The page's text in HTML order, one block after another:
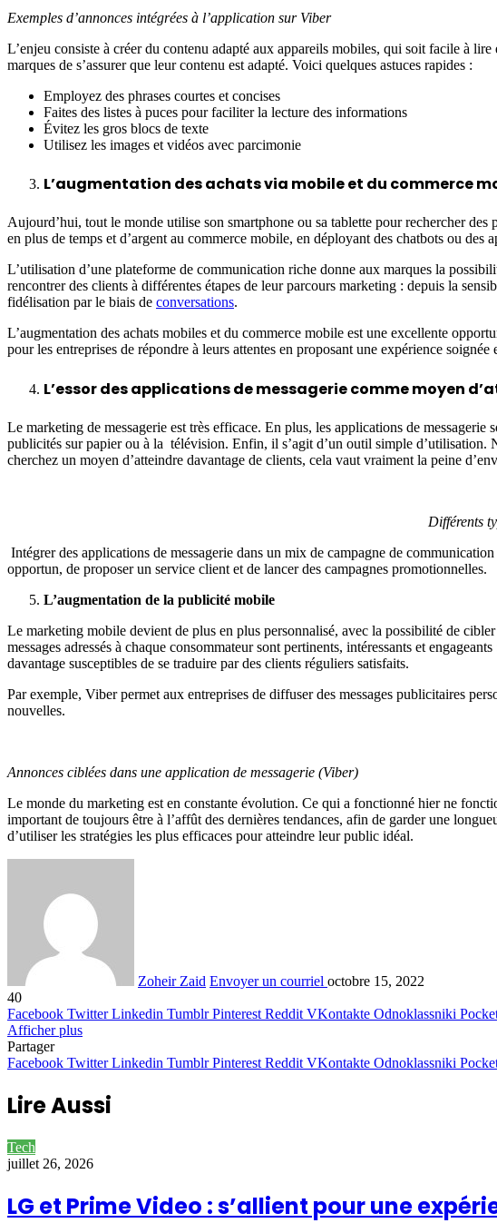
Exemples d’annonces intégrées à l’application sur Viber
L’enjeu consiste à créer du contenu adapté aux appareils mobiles, qui soit facile à
marques de s’assurer que leur contenu est adapté. Voici quelques astuces rapides :
Employez des phrases courtes et concises
Faites des listes à puces pour faciliter la lecture des informations
Évitez les gros blocs de texte
Utilisez les images et vidéos avec parcimonie
L’augmentation des achats via mobile et du commerce
Aujourd’hui, tout le monde utilise son smartphone ou sa tablette pour rechercher
en plus de temps et d’argent au commerce mobile, en déployant des chatbots ou
L’utilisation d’une plateforme de communication riche donne aux marques la
rencontrer des clients à différentes étapes de leur parcours marketing : depuis la
fidélisation par le biais de conversations.
L’augmentation des achats mobiles et du commerce mobile est une excellente
pour les entreprises de répondre à leurs attentes en proposant une expérience soignée
L’essor des applications de messagerie comme moyen
Le marketing de messagerie est très efficace. En plus, les applications de
publicités sur papier ou à la télévision. Enfin, il s’agit d’un outil simple d’utilisation.
cherchez un moyen d’atteindre davantage de clients, cela vaut vraiment la peine
Différents
Intégrer des applications de messagerie dans un mix de campagne de
opportun, de proposer un service client et de lancer des campagnes promotionnelles.
L’augmentation de la publicité mobile
Le marketing mobile devient de plus en plus personnalisé, avec la possibilité de
messages adressés à chaque consommateur sont pertinents, intéressants et
davantage susceptibles de se traduire par des clients réguliers satisfaits.
Par exemple, Viber permet aux entreprises de diffuser des messages publicitaires
nouvelles.
Annonces ciblées dans une application de messagerie (Viber)
Le monde du marketing est en constante évolution. Ce qui a fonctionné hier ne
important de toujours être à l’affût des dernières tendances, afin de garder une
d’utiliser les stratégies les plus efficaces pour atteindre leur public idéal.
Zoheir Zaid Envoyer un courriel octobre 15, 2022
40
Facebook Twitter Linkedin Tumblr Pinterest Reddit VKontakte Odnoklassniki
Afficher plus
Partager
Facebook Twitter Linkedin Tumblr Pinterest Reddit VKontakte Odnoklassniki
Lire Aussi
Tech
juillet 26, 2026
LG et Prime Video : s’allient pour une